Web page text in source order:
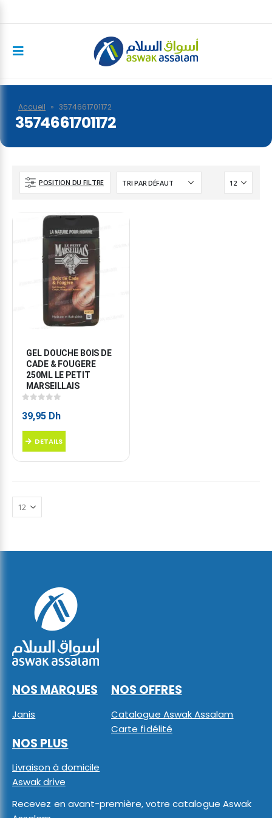
Accueil » 3574661701172
3574661701172
POSITION DU FILTRE
GEL DOUCHE BOIS DE
CADE & FOUGERE
250ML LE PETIT
MARSEILLAIS
39,95 Dh
DETAILS
NOS MARQUES
Janis
NOS OFFRES
Catalogue Aswak Assalam
Carte fidélité
NOS PLUS
Livraison à domicile
Aswak drive
Recevez en avant-première, votre catalogue Aswak